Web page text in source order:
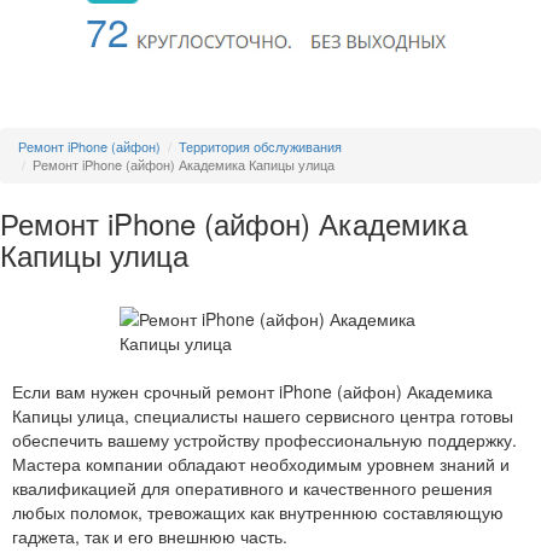
72
Ремонт iPhone (айфон)
Территория обслуживания
Ремонт iPhone (айфон) Академика Капицы улица
Ремонт iPhone (айфон) Академика
Капицы улица
Если вам нужен срочный ремонт iPhone (айфон) Академика
Капицы улица, специалисты нашего сервисного центра готовы
обеспечить вашему устройству профессиональную поддержку.
Мастера компании обладают необходимым уровнем знаний и
квалификацией для оперативного и качественного решения
любых поломок, тревожащих как внутреннюю составляющую
гаджета, так и его внешнюю часть.